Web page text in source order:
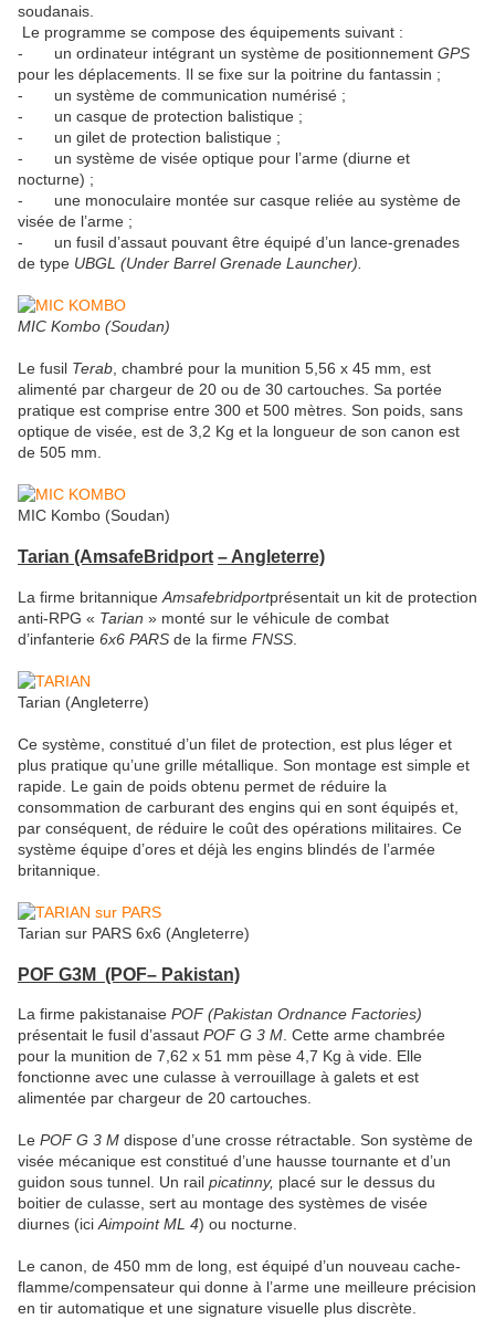
soudanais.
Le programme se compose des équipements suivant :
- un ordinateur intégrant un système de positionnement GPS
pour les déplacements. Il se fixe sur la poitrine du fantassin ;
- un système de communication numérisé ;
- un casque de protection balistique ;
- un gilet de protection balistique ;
- un système de visée optique pour l’arme (diurne et
nocturne) ;
- une monoculaire montée sur casque reliée au système de
visée de l’arme ;
- un fusil d’assaut pouvant être équipé d’un lance-grenades
de type UBGL (Under Barrel Grenade Launcher).
MIC Kombo (Soudan)
Le fusil Terab , chambré pour la munition 5,56 x 45 mm, est
alimenté par chargeur de 20 ou de 30 cartouches. Sa portée
pratique est comprise entre 300 et 500 mètres. Son poids, sans
optique de visée, est de 3,2 Kg et la longueur de son canon est
de 505 mm.
MIC Kombo (Soudan)
Tarian (AmsafeBridport – Angleterre)
La firme britannique Amsafebridportprésentait un kit de protection
anti-RPG « Tarian » monté sur le véhicule de combat
d’infanterie 6x6 PARS de la firme FNSS
Tarian (Angleterre)
Ce système, constitué d’un filet de protection, est plus léger et
plus pratique qu’une grille métallique. Son montage est simple et
rapide. Le gain de poids obtenu permet de réduire la
consommation de carburant des engins qui en sont équipés et,
par conséquent, de réduire le coût des opérations militaires. Ce
système équipe d’ores et déjà les engins blindés de l’armée
britannique.
Tarian sur PARS 6x6 (Angleterre)
POF G3M (POF– Pakistan)
La firme pakistanaise POF (Pakistan Ordnance Factories)
présentait le fusil d’assaut POF G 3 M. Cette arme chambrée
pour la munition de 7,62 x 51 mm pèse 4,7 Kg à vide. Elle
fonctionne avec une culasse à verrouillage à galets et est
alimentée par chargeur de 20 cartouches.
Le POF G 3 M dispose d’une crosse rétractable. Son système de
visée mécanique est constitué d’une hausse tournante et d’un
guidon sous tunnel. Un rail picatinny, placé sur le dessus du
boitier de culasse, sert au montage des systèmes de visée
diurnes (iciAimpoint ML 4) ou nocturne.
Le canon, de 450 mm de long, est équipé d’un nouveau cache-
flamme/compensateur qui donne à l’arme une meilleure précision
en tir automatique et une signature visuelle plus discrète.